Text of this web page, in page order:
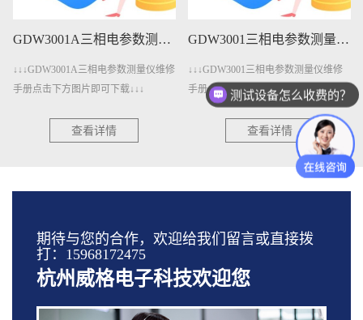
GDW3001A三相电参数测量仪维修手册下载
↓↓↓GDW3001A三相电参数测量仪维修
手册点击下方图片即可下载↓↓↓
查看详情
GDW3001三相电参数测量仪维修手册下载
↓↓↓GDW3001三相电参数测量仪维修
手册点击下方图片即可下载↓↓↓
查看详情
期待与您的合作，欢迎给我们留言或直接拨
打：15968172475
杭州威格电子科技欢迎您
测试设备怎么收费的？
现在有优惠活动么？